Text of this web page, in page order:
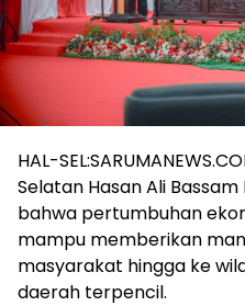
HAL-
Selatan Hasan Ali
bahwa pertumbuhan
mampu memberikan
masyarakat hingga ke
daerah terpencil.